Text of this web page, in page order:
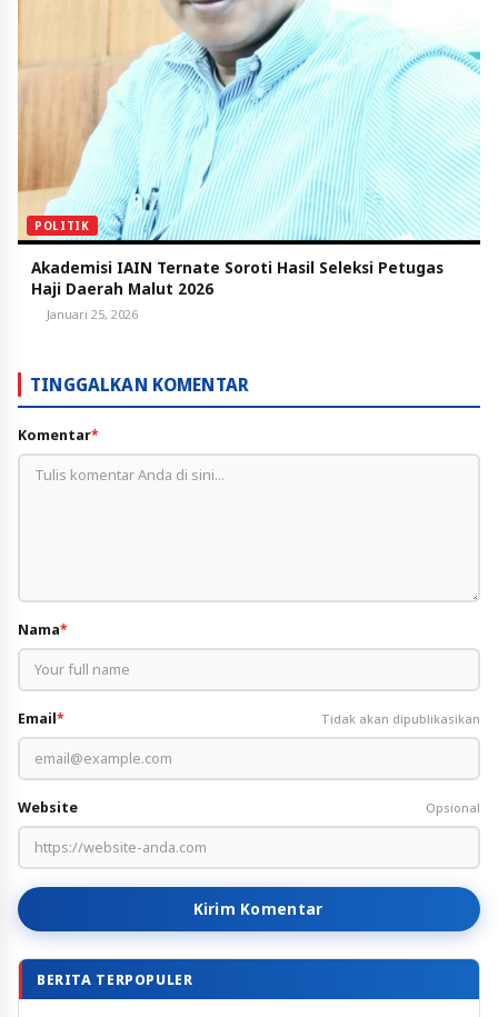
POLITIK
Akademisi IAIN Ternate Soroti Hasil Seleksi Petugas
Haji Daerah Malut 2026
Januari 25, 2026
TINGGALKAN KOMENTAR
Komentar*
Nama*
Email* Tidak akan dipublikasikan
Website Opsional
Kirim Komentar
BERITA TERPOPULER